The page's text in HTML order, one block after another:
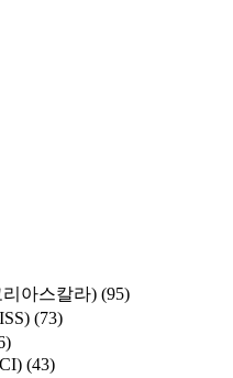
아스칼라) (95)
(73)
(43)